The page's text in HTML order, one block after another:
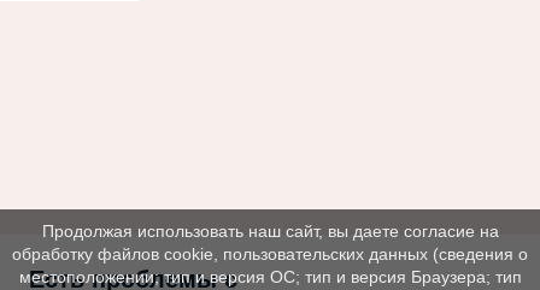
Есть проблемы с
Продолжая использовать наш сайт, вы даете согласие на
обработку файлов cookie, пользовательских данных (сведения о
местоположении; тип и версия ОС; тип и версия Браузера; тип